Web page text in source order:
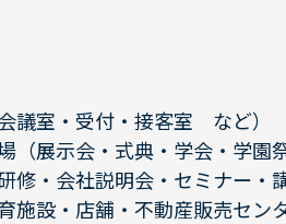
議室・受付・接客室 など）
（展示会・式典・学会・学園
修・会社説明会・セミナー・
施設・店舗・不動産販売セ